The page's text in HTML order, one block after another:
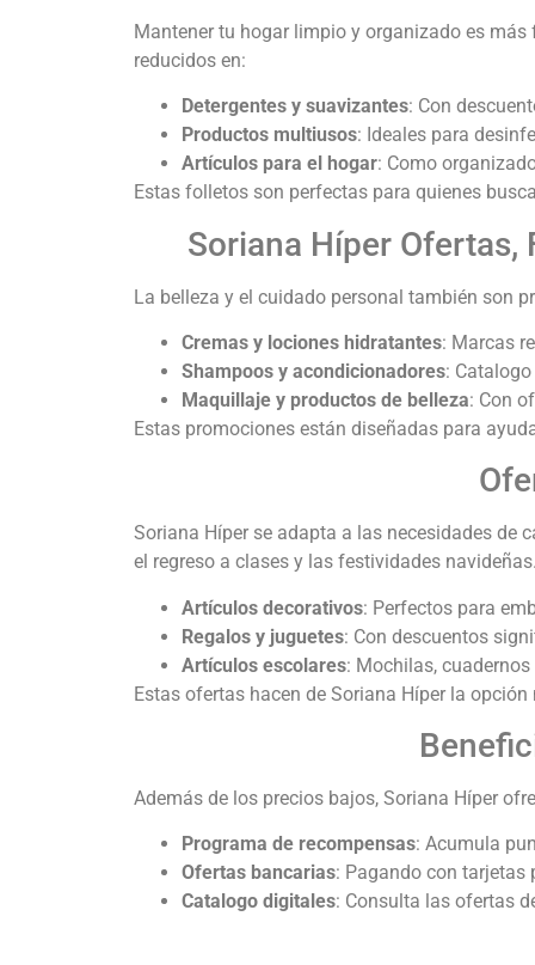
Mantener tu hogar limpio y organizado es
reducidos en:
Detergentes y suavizantes: Con
Productos multiusos: Ideales para
Artículos para el hogar: Como
Estas folletos son perfectas para quienes
Soriana Híper
La belleza y el cuidado personal también son
Cremas y lociones hidratantes: Marcas
Shampoos y acondicionadores:
Maquillaje y productos de belleza: Con
Estas promociones están diseñadas para
Soriana Híper se adapta a las necesidades de
el regreso a clases y las festividades
Artículos decorativos: Perfectos para
Regalos y juguetes: Con descuentos
Artículos escolares: Mochilas,
Estas ofertas hacen de Soriana Híper la
Además de los precios bajos, Soriana Híper
Programa de recompensas: Acumula
Ofertas bancarias: Pagando con tarjetas
Catalogo digitales: Consulta las ofertas